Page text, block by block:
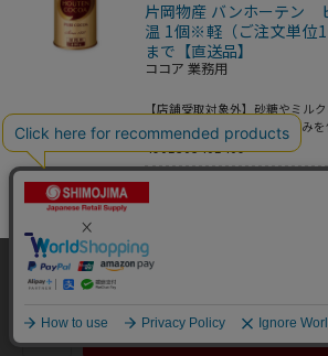
当サイトはクッキー（Cookie）を使用しています
だける場合は「OK」をクリックしてください。
OK
片岡物産 バンホーテン
温 1個※軽（ご注文単位
まで【直送品】
ココア 業務用
【店舗受取対象外】砂糖やミル
す。厳選した上質のカカオのみ
代名詞ともいえるピュアココアで
合いは「ベルベットのやさしさ
れ続けています。飲むだけでなく
またお好みの食材にふりかけて
の商品は食品・飲料類となりま
りません。※業務用食品に関し
大量に使用することを目的とし
り期限が短くなっております。
4901305401409
業務用食品・ギフト
コア 業務用
カートに